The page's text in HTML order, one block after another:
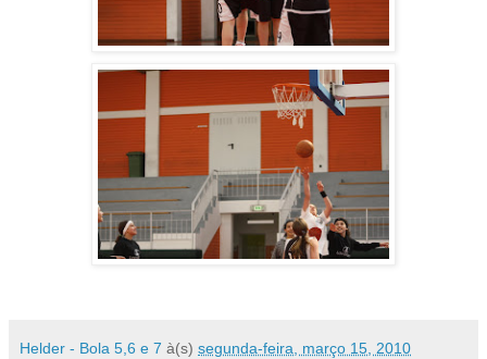
Helder - Bola 5,6 e 7 à(s) segunda-feira, março 15, 2010